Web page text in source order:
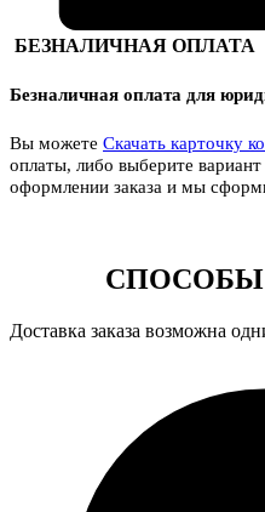
БЕЗНАЛИЧНАЯ ОПЛАТА
Безналичная оплата для
Вы можете Скачать карточку
оплаты, либо выберите
оформлении заказа и мы
СПОСОБЫ
Доставка заказа возможна